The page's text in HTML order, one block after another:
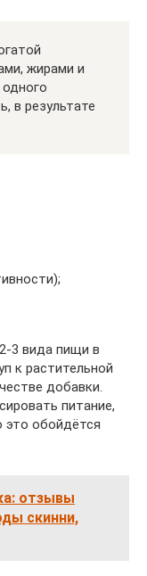
жирами и
в результате
3 вида пищи в
к растительной
добавки.
питание,
это обойдётся
отзывы
скинни,